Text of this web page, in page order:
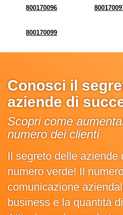
800170096
800170099
Conosci il
aziende di
Scopri come
numero dei clienti
Il segreto delle aziende
numero verde! Il
comunicazione
business e la quantità